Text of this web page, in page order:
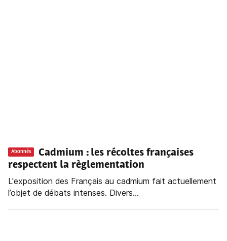
Abonnés
Cadmium : les récoltes françaises
respectent la règlementation
L'exposition des Français au cadmium fait actuellement
l’objet de débats intenses. Divers...